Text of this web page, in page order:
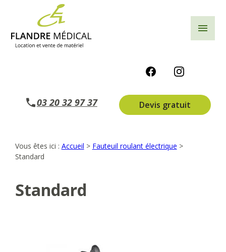
menu
03 20 32 97 37 Devis gratuit
Vous êtes ici : Accueil > Fauteuil roulant électrique >
Standard
Standard
Panneau de gestion des cookies